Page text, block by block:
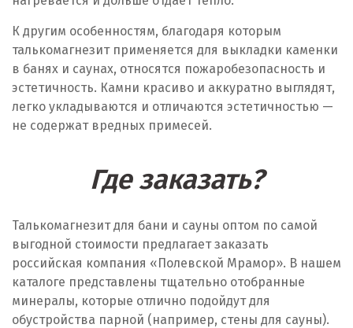
К другим особенностям, благодаря которым
талькомагнезит применяется для выкладки каменки
в банях и саунах, относятся пожаробезопасность и
эстетичность. Камни красиво и аккуратно выглядят,
легко укладываются и отличаются эстетичностью —
не содержат вредных примесей.
Где заказать?
Талькомагнезит для бани и сауны оптом по самой
выгодной стоимости предлагает заказать
российская компания «Полевской Мрамор». В нашем
каталоге представлены тщательно отобранные
минералы, которые отлично подойдут для
обустройства парной (например, стены для сауны).